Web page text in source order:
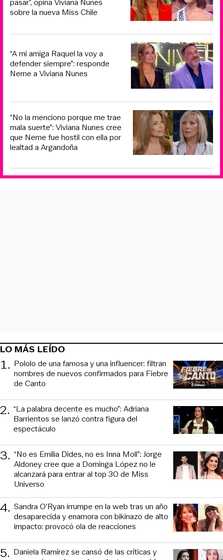
sobre la nueva Miss Chile
“A mi amiga Raquel la voy a
defender siempre”: responde
Neme a Viviana Nunes
“No la menciono porque me trae
mala suerte”: Viviana Nunes cree
que Neme fue hostil con ella por
lealtad a Argandoña
LO MÁS LEÍDO
1. Pololo de una famosa y una influencer: filtran
nombres de nuevos confirmados para Fiebre
de Canto
2. “La palabra decente es mucho”: Adriana
Barrientos se lanzó contra figura del
espectáculo
3. “No es Emilia Dides, no es Inna Moll”: Jorge
Aldoney cree que a Dominga López no le
alcanzará para entrar al top 30 de Miss
Universo
4. Sandra O’Ryan irrumpe en la web tras un año
desaparecida y enamora con bikinazo de alto
impacto: provocó ola de reacciones
5. Daniela Ramírez se cansó de las críticas y